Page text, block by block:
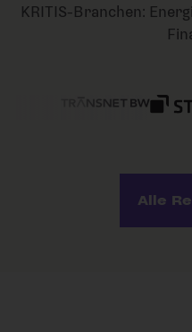
KRITIS-Branchen:
Alle